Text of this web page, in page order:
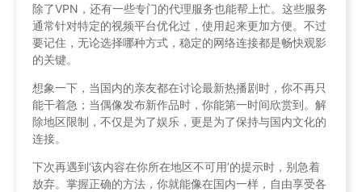
除了VPN，还有一些专门的代理服务也能帮上忙。这些服务
通常针对特定的视频平台优化过，使用起来更加方便。不过
要记住，无论选择哪种方式，稳定的网络连接都是畅快观影
的关键。
想象一下，当国内的亲友都在讨论最新热播剧时，你不再只
能干着急；当偶像发布新作品时，你能第一时间欣赏到。解
除地区限制，不仅是为了娱乐，更是为了保持与国内文化的
连接。
下次再遇到‘该内容在你所在地区不可用’的提示时，别急着
放弃。掌握正确的方法，你就能像在国内一样，自由享受各